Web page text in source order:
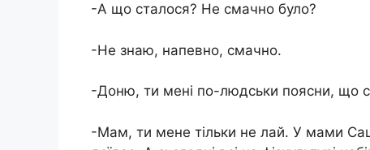
-А що сталося? Не смачно було?
-Не знаю, напевно, смачно.
-Доню, ти мені по-людськи поясни, що
-Мам, ти мене тільки не лай. У мами